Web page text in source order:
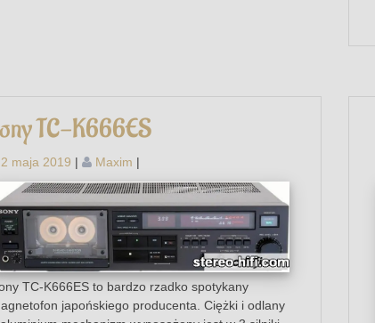
TC-K666ES
2 maja 2019 | Maxim |
TC-K666ES to bardzo rzadko spotykany
japońskiego producenta. Ciężki i odlany